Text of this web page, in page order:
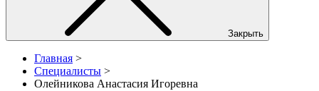
Закрыть
Главная >
Специалисты >
Олейникова Анастасия Игоревна